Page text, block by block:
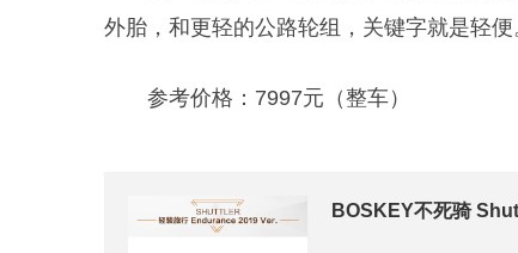
外胎，和更轻的公路轮组，关键字就是轻便
参考价格：7997元（整车）
BOSKEY不死骑